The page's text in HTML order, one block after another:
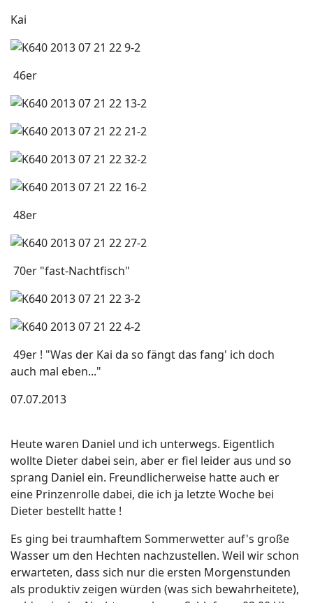
Kai
46er
48er
70er "fast-Nachtfisch"
49er ! "Was der Kai da so fängt das fang' ich doch
auch mal eben..."
07.07.2013
Heute waren Daniel und ich unterwegs. Eigentlich
wollte Dieter dabei sein, aber er fiel leider aus und so
sprang Daniel ein. Freundlicherweise hatte auch er
eine Prinzenrolle dabei, die ich ja letzte Woche bei
Dieter bestellt hatte !
Es ging bei traumhaftem Sommerwetter auf's große
Wasser um den Hechten nachzustellen. Weil wir schon
erwarteten, dass sich nur die ersten Morgenstunden
als produktiv zeigen würden (was sich bewahrheitete),